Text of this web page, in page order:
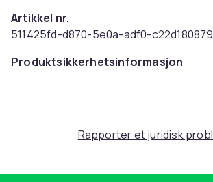
Artikkel nr.
511425fd-d870-5e0a-adf0-
Produktsikkerhetsinformasjon
Rapporter et juridisk